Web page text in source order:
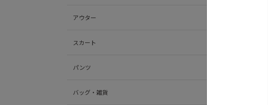
アウター
スカート
パンツ
バッグ・雑貨